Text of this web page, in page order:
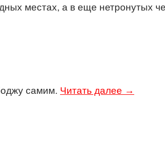
местах, а в еще нетронутых
самим. Читать далее →